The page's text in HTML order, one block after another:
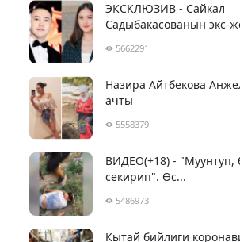
ЭКСКЛЮЗИВ - Сайкал
Садыбакасованын экс-
5662291
Назира Айтбекова
ачты
5558379
ВИДЕО(+18) -
секирип". Өс...
5486973
Кытай бийлиги